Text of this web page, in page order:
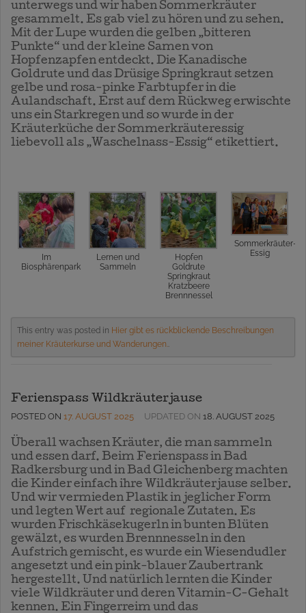
unterwegs und wir haben Sommerkräuter
gesammelt. Es gab viel zu hören und zu sehen.
Mit der Lupe wurden die gelben „bitteren
Punkte“ und der kleine Samen von
Hopfenzapfen entdeckt. Die Kanadische
Goldrute und das Drüsige Springkraut setzen
gelbe und rosa-pinke Farbtupfer in die
Aulandschaft. Erst auf dem Rückweg erwischte
uns ein Starkregen und so wurde in der
Kräuterküche der Sommerkräuteressig
liebevoll als „Waschelnass-Essig“ etikettiert.
Im
Biosphärenpark
Lernen und
Sammeln
Hopfen
Goldrute
Springkraut
Kratzbeere
Brennnessel
Sommerkräuter-
Essig
This entry was posted in Hier gibt es rückblickende Beschreibungen
meiner Kräuterkurse und Wanderungen.
Ferienspass Wildkräuterjause
POSTED ON 17. AUGUST 2025 UPDATED ON 18. AUGUST 2025
Überall wachsen Kräuter, die man sammeln
und essen darf. Beim Ferienspass in Bad
Radkersburg und in Bad Gleichenberg machten
die Kinder einfach ihre Wildkräuterjause selber.
Und wir vermieden Plastik in jeglicher Form
und legten Wert auf regionale Zutaten. Es
wurden Frischkäsekugerln in bunten Blüten
gewälzt, es wurden Brennnesseln in den
Aufstrich gemischt, es wurde ein Wiesendudler
angesetzt und ein pink-blauer Zaubertrank
hergestellt. Und natürlich lernten die Kinder
viele Wildkräuter und deren Vitamin-C-Gehalt
kennen. Ein Fingerreim und das